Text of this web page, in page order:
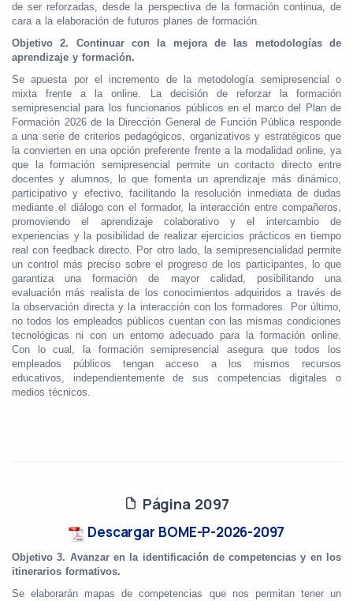
de ser reforzadas, desde la perspectiva de la formación continua, de
cara a la elaboración de futuros planes de formación.
Objetivo 2. Continuar con la mejora de las metodologías de
aprendizaje y formación.
Se apuesta por el incremento de la metodología semipresencial o
mixta frente a la online. La decisión de reforzar la formación
semipresencial para los funcionarios públicos en el marco del Plan de
Formación 2026 de la Dirección General de Función Pública responde
a una serie de criterios pedagógicos, organizativos y estratégicos que
la convierten en una opción preferente frente a la modalidad online, ya
que la formación semipresencial permite un contacto directo entre
docentes y alumnos, lo que fomenta un aprendizaje más dinámico,
participativo y efectivo, facilitando la resolución inmediata de dudas
mediante el diálogo con el formador, la interacción entre compañeros,
promoviendo el aprendizaje colaborativo y el intercambio de
experiencias y la posibilidad de realizar ejercicios prácticos en tiempo
real con feedback directo. Por otro lado, la semipresencialidad permite
un control más preciso sobre el progreso de los participantes, lo que
garantiza una formación de mayor calidad, posibilitando una
evaluación más realista de los conocimientos adquiridos a través de
la observación directa y la interacción con los formadores. Por último,
no todos los empleados públicos cuentan con las mismas condiciones
tecnológicas ni con un entorno adecuado para la formación online.
Con lo cual, la formación semipresencial asegura que todos los
empleados públicos tengan acceso a los mismos recursos
educativos, independientemente de sus competencias digitales o
medios técnicos.
Página 2097
Descargar BOME-P-2026-2097
Objetivo 3. Avanzar en la identificación de competencias y en los
itinerarios formativos.
Se elaborarán mapas de competencias que nos permitan tener un